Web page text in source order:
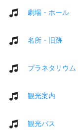
劇場・ホール
名所・旧跡
プラネタリウム
観光案内
観光バス